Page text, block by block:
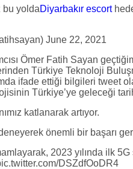
bu yoldaDiyarbakır escort
June 22, 2021
Ömer Fatih Sayan
Türkiye Teknoloji
ifade ettiği bilgileri tweet
Türkiye’ye geleceği
katlanarak artıyor.
önemli bir başarı
2023 yılında ilk 5G
DSZdfOoDR4